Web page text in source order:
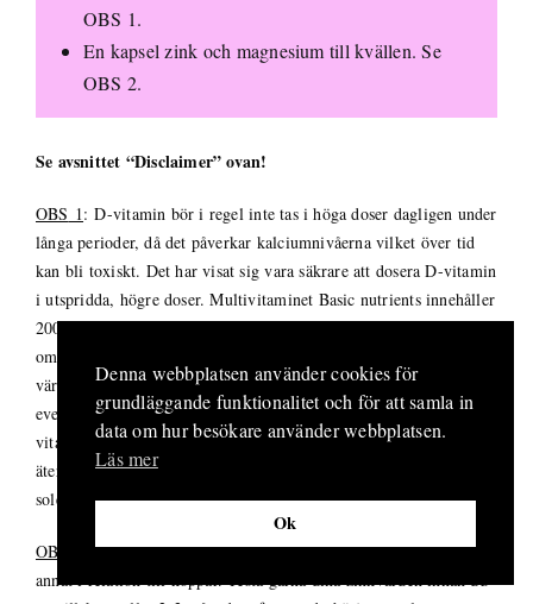
OBS 1.
En kapsel zink och magnesium till kvällen. Se
OBS 2.
Se avsnittet “Disclaimer” ovan!
OBS 1:D-vitamin bör i regel inte tas i höga doser dagligen under
långa perioder, då det påverkar kalciumnivåerna vilket över tid
kan bli toxiskt. Det har visat sig vara säkrare att dosera D-vitamin
i utspridda, högre doser. Multivitaminet Basic nutrients innehåller
2000 IE D-vitamin per dag, vilket inte ger risk för överdos, men
om du som man tillämpar
värt att se över hur mycket D-vitamin det blir sammanlagt och
eventuellt begränsa ditt intag av multivitamin. Ditt D-
vitaminbehov kommer bero på årstid, hur mycket mättat fett du
äter, ditt intag av magnesium och A-vitamin m.m., hur mycket
solexponering du får på din nakna hud och hur melaninrik den är.
OBS 2:
Zink kan lagras över tid och ställa till med besvär, bland
annat i relation till koppar. Testa gärna dina zinkvärden innan du
Denna webbplatsen använder cookies för
grundläggande funktionalitet och för att samla in
data om hur besökare använder webbplatsen.
Läs mer
Ok